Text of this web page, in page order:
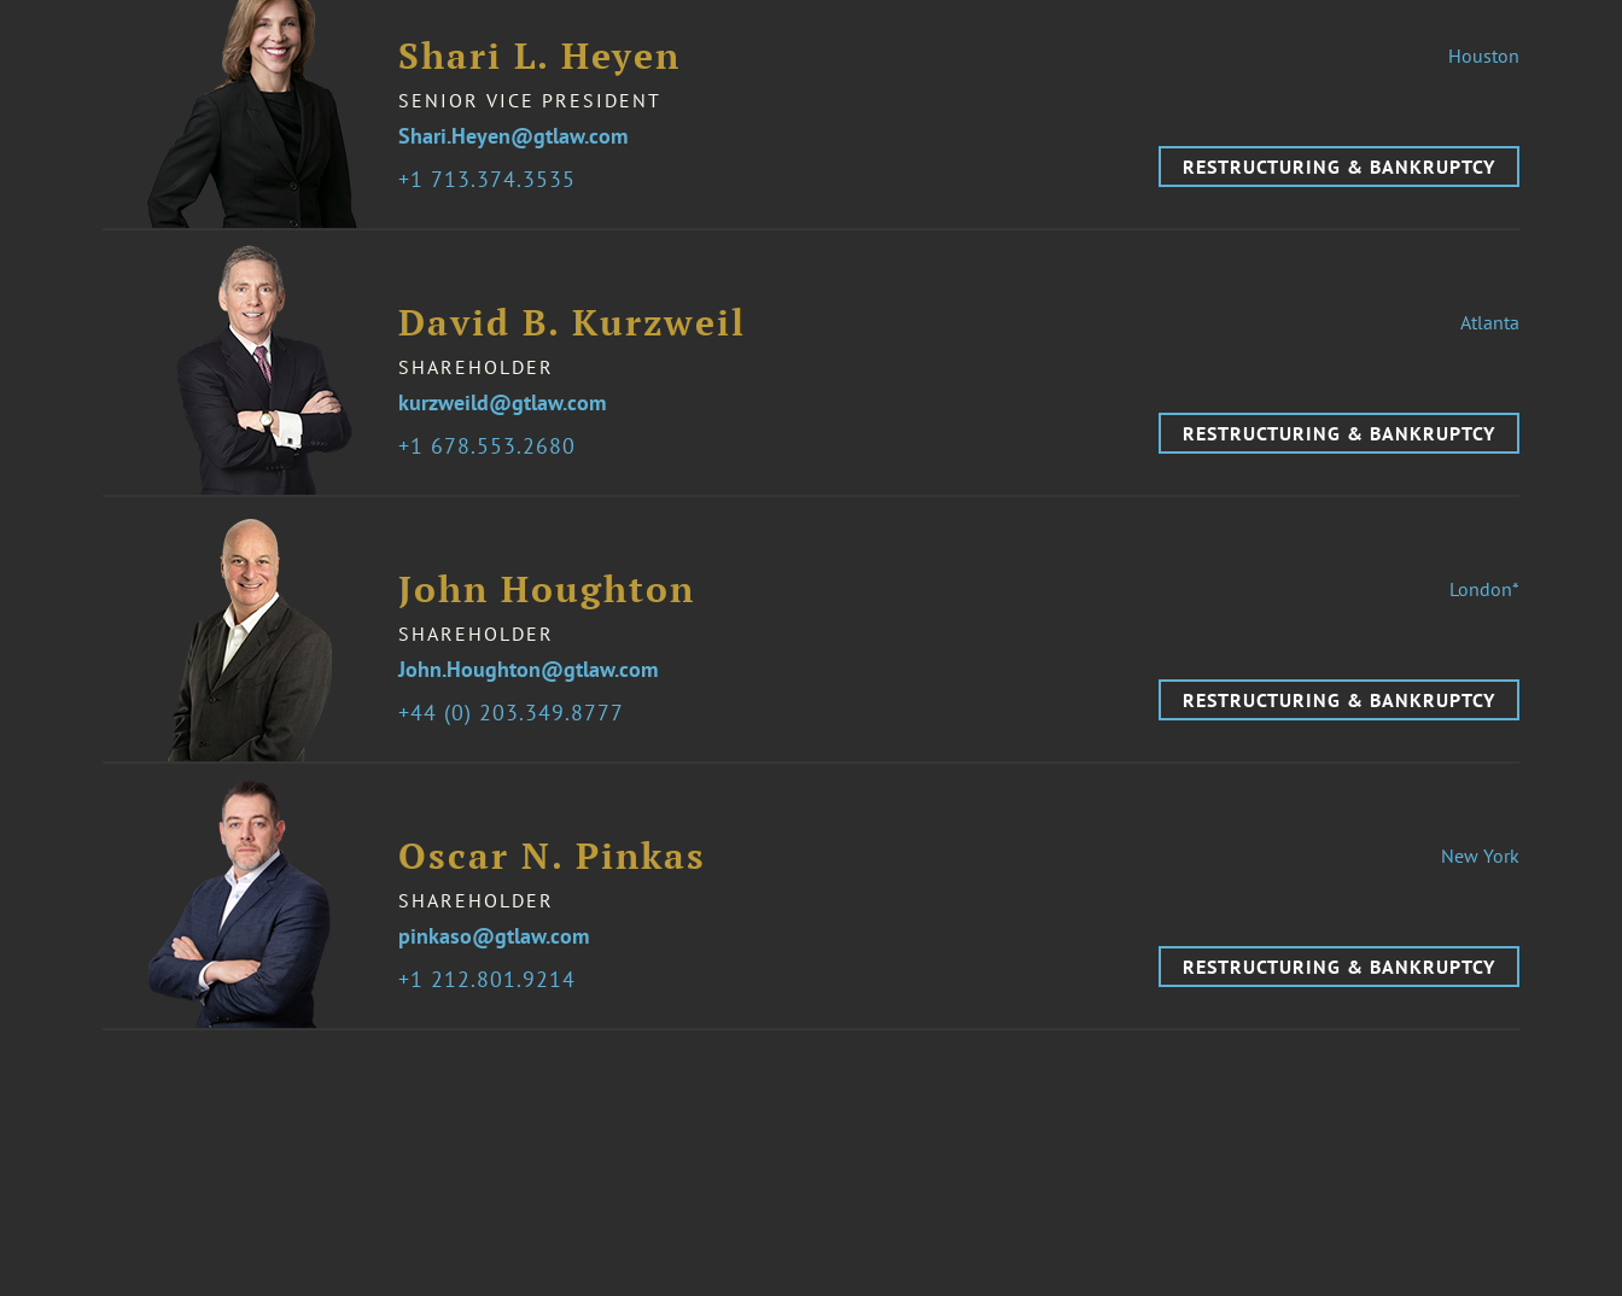
Shari L. Heyen
SENIOR VICE PRESIDENT
1 713.374.3535
Shari.Heyen@gtlaw.com
Houston
RESTRUCTURING & BANKRUPTCY
David B. Kurzweil
SHAREHOLDER
1 678.553.2680
kurzweild@gtlaw.com
Atlanta
RESTRUCTURING & BANKRUPTCY
John Houghton
SHAREHOLDER
44 (0) 203.349.8777
John.Houghton@gtlaw.com
London*
RESTRUCTURING & BANKRUPTCY
Oscar N. Pinkas
SHAREHOLDER
1 212.801.9214
pinkaso@gtlaw.com
New York
RESTRUCTURING & BANKRUPTCY